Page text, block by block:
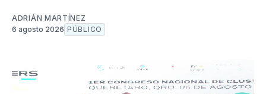
ADRIÁN MARTÍNEZ
6 agosto 2026 PÚBLICO